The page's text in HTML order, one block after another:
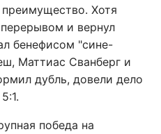
Хотя
и вернул
бенефисом "сине-
Маттиас Сванберг и
дубль, довели дело
победа на